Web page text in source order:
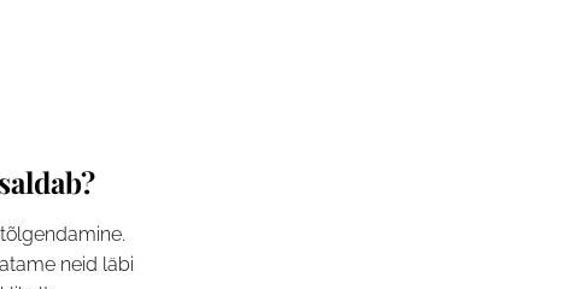
neid läbi